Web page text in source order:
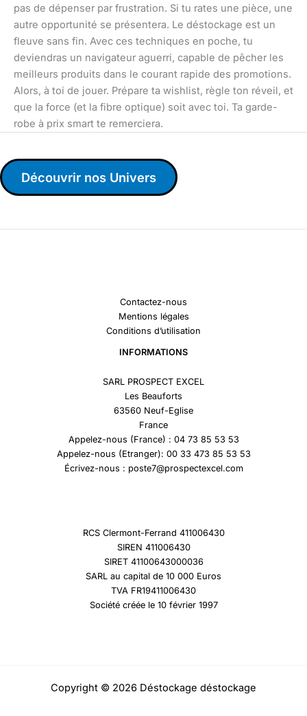
pas de dépenser par frustration. Si tu rates une pièce, une
autre opportunité se présentera. Le déstockage est un
fleuve sans fin. Avec ces techniques en poche, tu
deviendras un navigateur aguerri, capable de pêcher les
meilleurs produits dans le courant rapide des promotions.
Alors, à toi de jouer. Prépare ta wishlist, règle ton réveil, et
que la force (et la fibre optique) soit avec toi. Ta garde-
robe à prix smart te remerciera.
Découvrir nos Univers
Contactez-nous
Mentions légales
Conditions d’utilisation
INFORMATIONS
SARL PROSPECT EXCEL
Les Beauforts
63560 Neuf-Eglise
France
Appelez-nous (France) : 04 73 85 53 53
Appelez-nous (Etranger): 00 33 473 85 53 53
Écrivez-nous : poste7@prospectexcel.com
RCS Clermont-Ferrand 411006430
SIREN 411006430
SIRET 41100643000036
SARL au capital de 10 000 Euros
TVA FR19411006430
Société créée le 10 février 1997
Copyright © 2026 Déstockage déstockage